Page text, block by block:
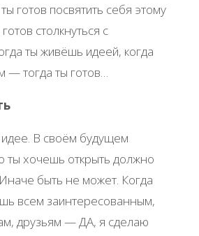
готов посвятить себя этому
столкнуться с
ты живёшь идеей, когда
— тогда ты готов…
В своём будущем
ты хочешь открыть должно
быть не может. Когда
всем заинтересованным,
друзьям — ДА, я сделаю